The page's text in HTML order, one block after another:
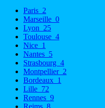
Paris 2
Marseille 0
Lyon 25
Toulouse 4
Nice 1
Nantes 5
Strasbourg 4
Montpellier 2
Bordeaux 1
Lille 72
Rennes 9
Reims 8